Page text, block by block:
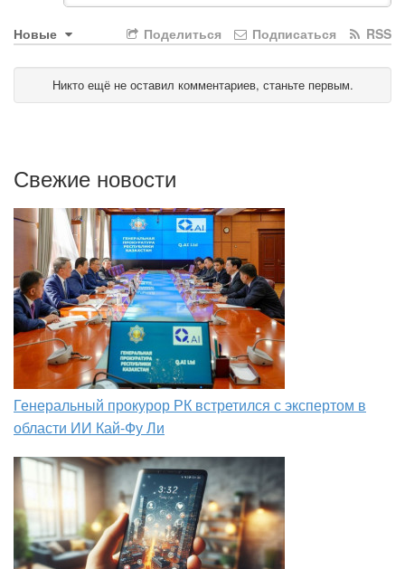
Новые RSS
Подписаться
Поделиться
Никто ещё не оставил комментариев, станьте первым.
Свежие новости
Генеральный прокурор РК встретился с экспертом в
области ИИ Кай-Фу Ли